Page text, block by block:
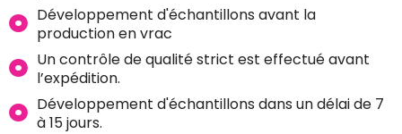
Développement d'échantillons avant la
production en vrac
Un contrôle de qualité strict est effectué avant
l’expédition.
Développement d'échantillons dans un délai de 7
à 15 jours.